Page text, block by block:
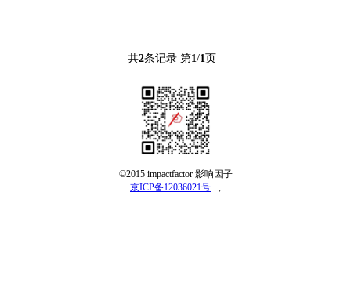
共2条记录 第1/1页
©2015 impactfactor 影响因子
京ICP备12036021号
,